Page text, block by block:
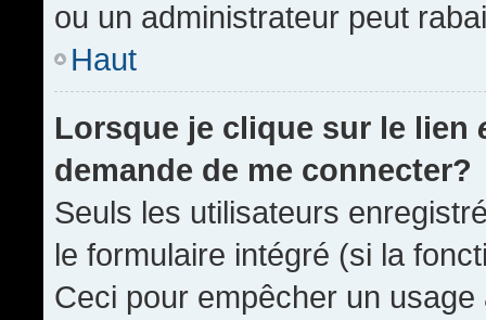
ou un administrateur peut
Haut
Lorsque je clique sur le lien
demande de me connecter?
Seuls les utilisateurs
le formulaire intégré (si la
Ceci pour empêcher un